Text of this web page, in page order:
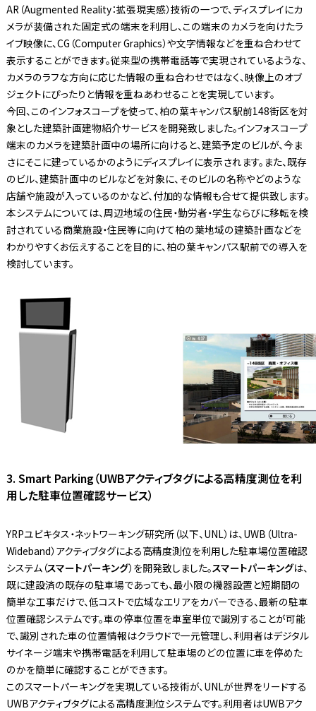
AR（Augmented Reality：拡張現実感）技術の一つで、ディスプレイにカ
メラが装備された固定式の端末を利用し、この端末のカメラを向けたラ
イブ映像に、CG（Computer Graphics）や文字情報などを重ね合わせて
表示することができます。従来型の携帯電話等で実現されているような、
カメラのラフな方向に応じた情報の重ね合わせではなく、映像上のオブ
ジェクトにぴったりと情報を重ねあわせることを実現しています。
今回、このインフォスコープを使って、柏の葉キャンパス駅前148街区を対
象とした建築計画建物紹介サービスを開発致しました。インフォスコープ
端末のカメラを建築計画中の場所に向けると、建築予定のビルが、今ま
さにそこに建っているかのようにディスプレイに表示されます。また、既存
のビル、建築計画中のビルなどを対象に、そのビルの名称やどのような
店舗や施設が入っているのかなど、付加的な情報も合せて提供致します。
本システムについては、周辺地域の住民・勤労者・学生ならびに移転を検
討されている商業施設・住民等に向けて柏の葉地域の建築計画などを
わかりやすくお伝えすることを目的に、柏の葉キャンパス駅前での導入を
検討しています。
3. Smart Parking（UWBアクティブタグによる高精度測位を利
用した駐車位置確認サービス）
YRPユビキタス・ネットワーキング研究所（以下、UNL）は、UWB（Ultra-
Wideband）アクティブタグによる高精度測位を利用した駐車場位置確認
システム（スマートパーキング）を開発致しました。スマートパーキングは、
既に建設済の既存の駐車場であっても、最小限の機器設置と短期間の
簡単な工事だけで、低コストで広域なエリアをカバーできる、最新の駐車
位置確認システムです。車の停車位置を車室単位で識別することが可能
で、識別された車の位置情報はクラウドで一元管理し、利用者はデジタル
サイネージ端末や携帯電話を利用して駐車場のどの位置に車を停めた
のかを簡単に確認することができます。
このスマートパーキングを実現している技術が、UNLが世界をリードする
UWBアクティブタグによる高精度測位システムです。利用者はUWBアク